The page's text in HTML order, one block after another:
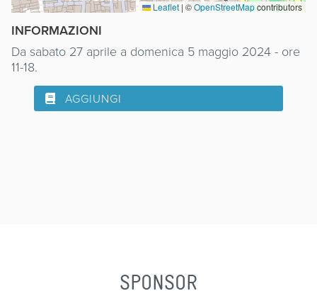
Leaflet | ©OpenStreetMapcontributors
INFORMAZIONI
Da sabato 27 aprile a domenica 5 maggio 2024 - ore
11-18.
AGGIUNGI
SPONSOR